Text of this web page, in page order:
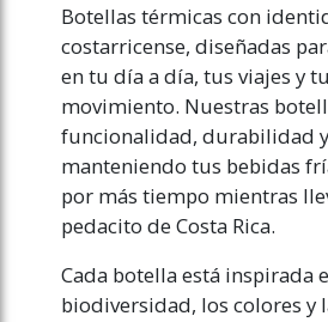
Botellas térmicas con
costarricense, diseñadas
en tu día a día, tus viajes y
movimiento. Nuestras
funcionalidad, durabilidad
manteniendo tus bebidas
por más tiempo mientras
pedacito de Costa Rica.
Cada botella está inspirada
biodiversidad, los colores y